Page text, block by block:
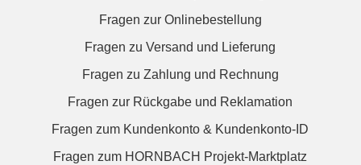
Fragen zur Onlinebestellung
Fragen zu Versand und Lieferung
Fragen zu Zahlung und Rechnung
Fragen zur Rückgabe und Reklamation
Fragen zum Kundenkonto & Kundenkonto-ID
Fragen zum HORNBACH Projekt-Marktplatz